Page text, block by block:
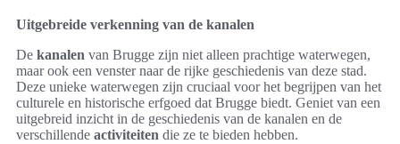
Uitgebreide verkenning van de kanalen
De kanalen van Brugge zijn niet alleen prachtige waterwegen,
maar ook een venster naar de rijke geschiedenis van deze stad.
Deze unieke waterwegen zijn cruciaal voor het begrijpen van het
culturele en historische erfgoed dat Brugge biedt. Geniet van een
uitgebreid inzicht in de geschiedenis van de kanalen en de
verschillende activiteiten die ze te bieden hebben.